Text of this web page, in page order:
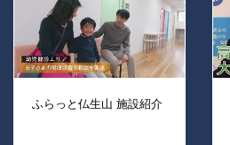
ふらっと仏生山 施設紹介